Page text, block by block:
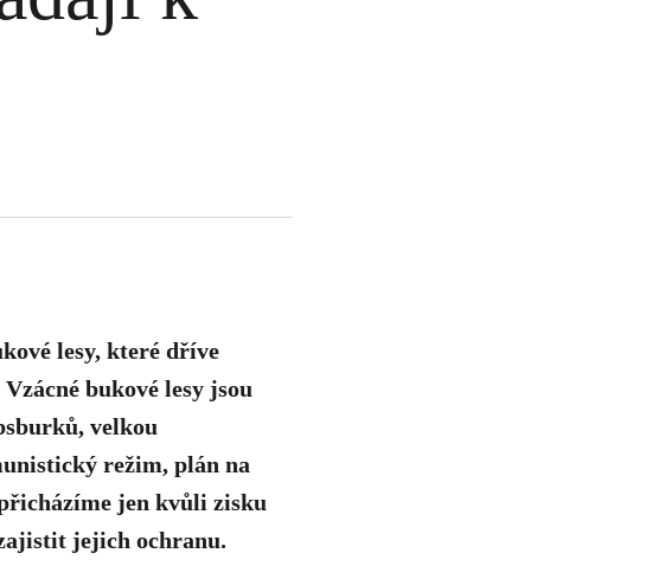
lesy, které dříve
bukové lesy jsou
velkou
režim, plán na
jen kvůli zisku
jejich ochranu.